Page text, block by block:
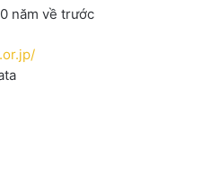
năm về trước